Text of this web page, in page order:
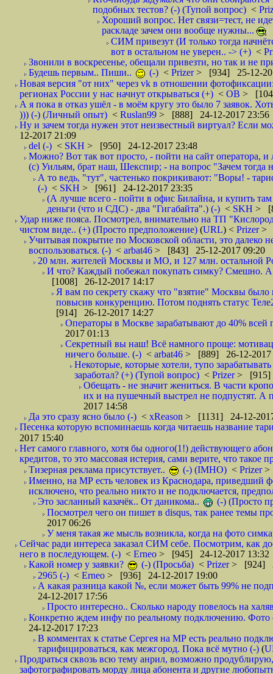
подобных тестов? (-) (Тупой вопрос) <
Хороший вопрос. Нет связи=тест, не
раскладе зачем они вообще нужны...
СИМ привезут (И только тогда
вот в остальном не уверен.. -> (+) <
Звонили в воскресенье, обещали привезти, но так и не
Будешь первым.. Пиши..
(-) < Prizer> [934] 25-12-
Новая версия "от них" через vk в отношении
регионах России у нас начнут открываться (+) < ОВ >
А я пока в отказ ушёл - в моём кругу это было 7 заявок.
))) (-) (Личный опыт) < Ruslan99 > [888] 24-12-2017 23:56
Ну и зачем тогда нужен этот неизвестный виртуал? Если
12-2017 21:09
del (-) < SKH > [950] 24-12-2017 23:48
Можно? Вот так вот просто, - пойти на сайт оператора,
(с) Уильям, брат наш, Шекспир; - на вопрос "Зачем тогда
А то ведь, "тут", частенько покрикивают: "Воры! -
(-) < SKH > [961] 24-12-2017 23:35
(А лучше всего - пойти в офис Билайна, и купить
деньги (что и СДС) - два "Гигабайта".) (-) < SKH >
Удар ниже пояса. Посмотрел, внимательно на ТП
чистом виде.. (+) (Просто предположение) (URL) < Prizer>
Учитывая покрытие по Московской области, это далеко
воспользоваться. (-) < arbat46 > [843] 25-12-2017 09:20
20 млн. жителей Москвы и МО, и 127 млн. остальной
И что? Каждый побежал покупать симку? Смешно. А
[1008] 26-12-2017 14:17
Я вам по секрету скажу что "взятие" Москвы
повысив конкуренцию. Потом поднять статус
[914] 26-12-2017 14:27
Операторы в Москве зарабатывают до 40% всей
2017 01:13
Секретный вы наш! Всё намного проще:
ничего больше. (-) < arbat46 > [889] 26-12-2017
Некоторые, которые хотели, тупо
заработал? (+) (Тупой вопрос) < Prizer> [915]
Обещать - не значит жениться. В части
их и на пушечный выстрел не подпустят. А
2017 14:58
Да это сразу ясно было (-) < xReason > [1131] 24-12-
Песенка которую вспоминаешь когда читаешь название
2017 15:40
Нет самого главного, хотя бы одного(1!) действующего
кредитов, то это массовая истерия, сами верите, что такое
Тизерная реклама присутствует..
(-) (IMHO) < Prizer>
Именно, на МР есть человек из Краснодара, приведший
исключено, что реально никто и не подключается,
Это засланный казачёк.. От даникома..
(-) (Просто
Посмотрел чего он пишет в disqus, так ранее темы
2017 06:26
У меня такая же мысль возникла, когда на фото
Сейчас ради интереса заказал СИМ себе. Посмотрим, как
него в последующем. (-) < Erneo > [945] 24-12-2017 13:32
Какой номер у заявки?
(-) (Просьба) < Prizer> [924]
2965 (-) < Erneo > [936] 24-12-2017 19:00
А какая разница какой №, если может быть 99% не
24-12-2017 17:56
Просто интересно.. Сколько народу повелось на
Конкретно ждем инфу по реальному подключению. Фото
24-12-2017 17:23
В комментах к статье Сергея на МР есть реально
тарифицироваться, как межгород. Пока всё мутно (-) (
Продраться сквозь всю тему анрил, возможно
зафотографировать морду лица абонента и другие